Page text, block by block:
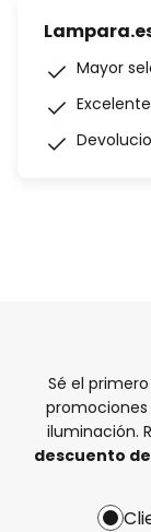
Mayor
Sé el
iluminación.
descuento